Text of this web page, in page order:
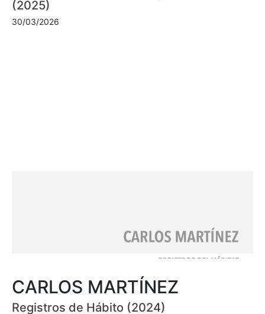
(2025)
30/03/2026
CARLOS MARTÍNEZ
Registros de Hábito (2024)